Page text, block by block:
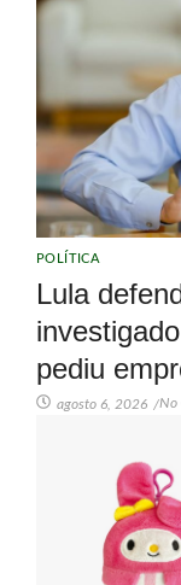
POLÍTICA
Lula
pediu
agosto 6, 2026 /No